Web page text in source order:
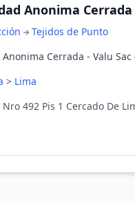
Anonima Cerrada
Tejidos de Punto
Cerrada - Valu
> Lima
492 Pis 1 Cercado De